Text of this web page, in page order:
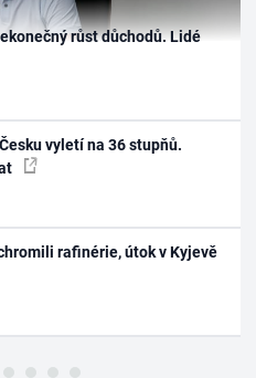
růst důchodů. Lidé
vyletí na 36 stupňů.
rafinérie, útok v Kyjevě